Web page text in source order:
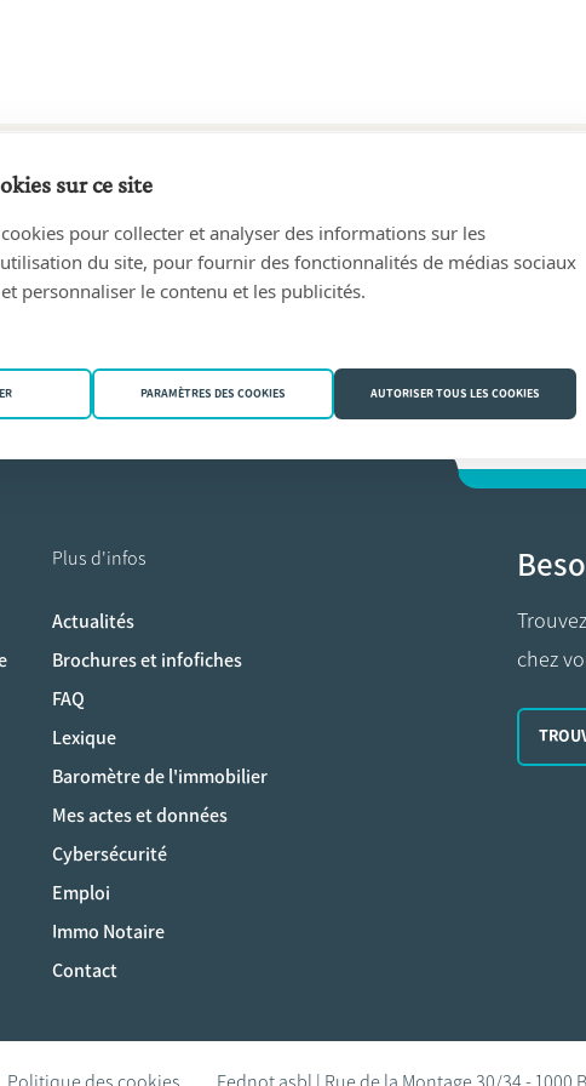
geassocieerde notarissen(9820 Merelbeke)
Plus d'infos
Actualités
Brochures et infofiches
FAQ
Lexique
Baromètre de l'immobilier
Mes actes et données
Cybersécurité
Emploi
Immo Notaire
Contact
chez
sur ce site
pour collecter et analyser des informations sur les
du site, pour fournir des fonctionnalités de médias sociaux
personnaliser le contenu et les publicités.
PARAMÈTRES DES COOKIES AUTORISER TOUS LES COOKIES